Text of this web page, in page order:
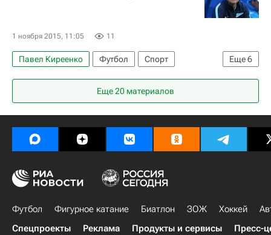
1 ноября 2015, 11:05 11
Еще6
Павел Киреенко Футбол
Спорт
Первая лига
Зенит-2
Байкал
Дмитрий Яшин (1981)
Антон Киселёв
Еще 20 материалов
Футбол Фигурное катание Биатлон ЗОЖ Хоккей
Спецпроекты
Реклама Продукты и сервисы Пресс-